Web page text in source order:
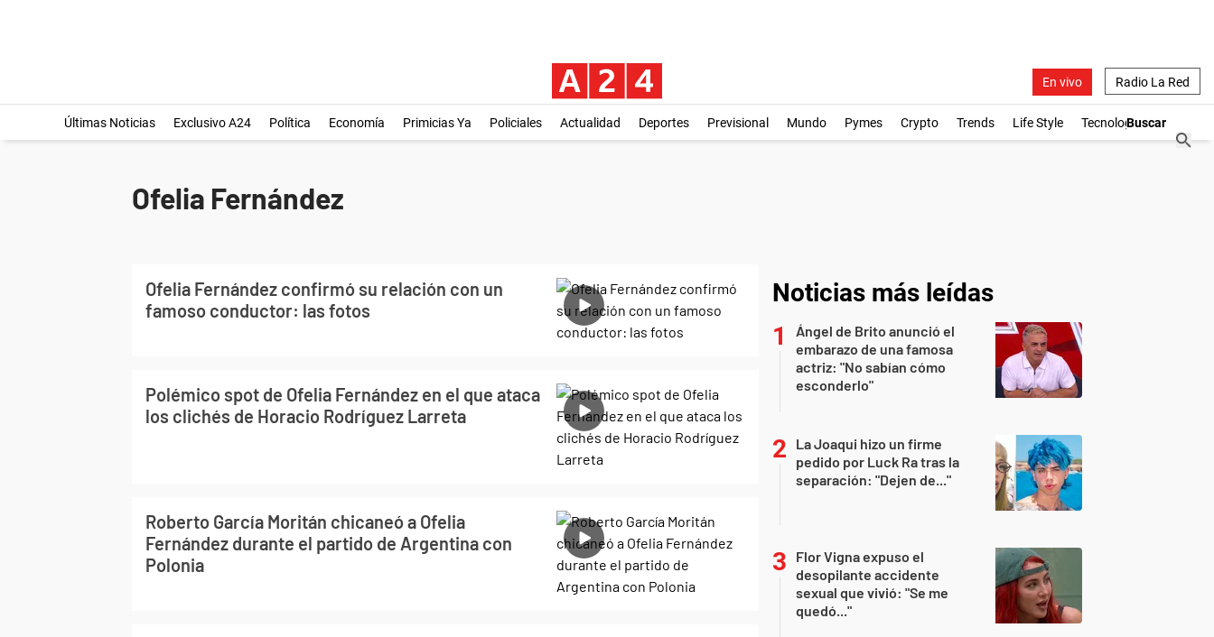
En vivo Radio La Red
Últimas Noticias Exclusivo A24 Política Economía Primicias Ya Policiales Actualidad Deportes Previsional Mundo Pymes Crypto Trends Life Style Tecnología
Ofelia Fernández
Ofelia Fernández confirmó su relación con un
famoso conductor: las fotos
Polémico spot de Ofelia Fernández en el que ataca
los clichés de Horacio Rodríguez Larreta
Roberto García Moritán chicaneó a Ofelia
Fernández durante el partido de Argentina con
Polonia
Noticias más leídas
Ángel de Brito anunció el
embarazo de una famosa
actriz: "No sabían cómo
esconderlo"
La Joaqui hizo un firme
pedido por Luck Ra tras la
separación: "Dejen de..."
Flor Vigna expuso el
desopilante accidente
sexual que vivió: "Se me
quedó..."